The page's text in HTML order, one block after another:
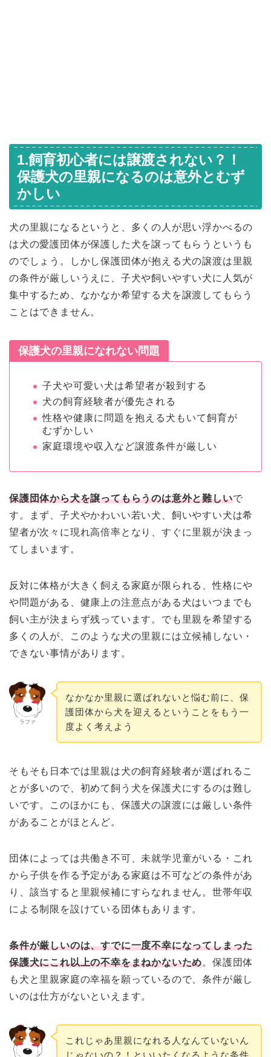
1.飼育初心者には譲渡されない？！
保護犬の里親になるのは意外とむず
かしい
犬の里親になるというと、多くの人が思い浮かべるの
は犬の愛護団体が保護した犬を譲ってもらうというも
のでしょう。しかし保護団体が抱える犬の譲渡は里親
の条件が厳しいうえに、子犬や飼いやすい犬に人気が
集中するため、なかなか希望する犬を譲渡してもらう
ことはできません。
保護犬の里親になれない問題
子犬や可愛い犬は希望者が殺到する
犬の飼育経験者が優先される
性格や健康に問題を抱える犬もいて飼育が
むずかしい
家庭環境や収入など譲渡条件が厳しい
保護団体から犬を譲ってもらうのは意外と難しいで
す。まず、子犬やかわいい若い犬、飼いやすい犬は希
望者が次々に現れ高倍率となり、すぐに里親が決まっ
てしまいます。
反対に体格が大きく飼える家庭が限られる、性格にや
や問題がある、健康上の注意点がある犬はいつまでも
飼い主が決まらず残っています。でも里親を希望する
多くの人が、このような犬の里親には立候補しない・
できない事情があります。
ラファ
なかなか里親に選ばれないと悩む前に、保
護団体から犬を迎えるということをもう一
度よく考えよう
そもそも日本では里親は犬の飼育経験者が選ばれるこ
とが多いので、初めて飼う犬を保護犬にするのは難し
いです。このほかにも、保護犬の譲渡には厳しい条件
があることがほとんど。
団体によっては共働き不可、未就学児童がいる・これ
から子供を作る予定がある家庭は不可などの条件があ
り、該当すると里親候補にすらなれません。世帯年収
による制限を設けている団体もあります。
条件が厳しいのは、すでに一度不幸になってしまった
保護犬にこれ以上の不幸をまねかないため。保護団体
も犬と里親家庭の幸福を願っているので、条件が厳し
いのは仕方がないといえます。
これじゃあ里親になれる人なんていないん
じゃないの？！といいたくなるような条件